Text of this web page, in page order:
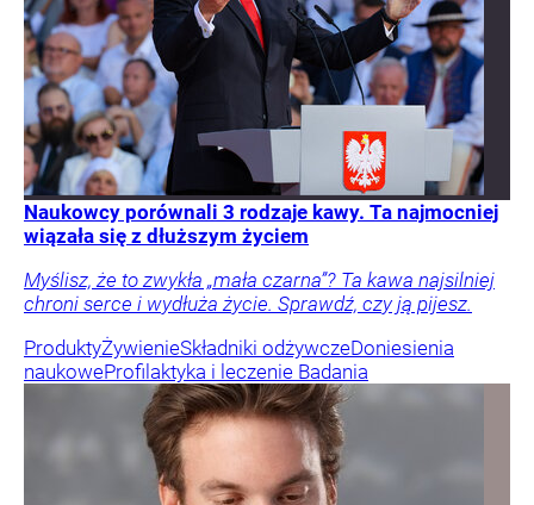
Naukowcy porównali 3 rodzaje kawy. Ta najmocniej
wiązała się z dłuższym życiem
Myślisz, że to zwykła „mała czarna”? Ta kawa najsilniej
chroni serce i wydłuża życie. Sprawdź, czy ją pijesz.
ProduktyŻywienieSkładniki odżywczeDoniesienia
naukoweProfilaktyka i leczenie Badania